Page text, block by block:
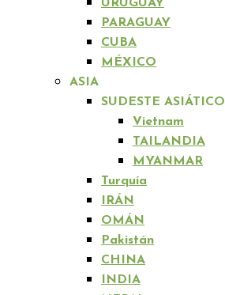
URUGUAY
PARAGUAY
CUBA
MÉXICO
ASIA
SUDESTE ASIÁTICO
Vietnam
TAILANDIA
MYANMAR
Turquía
IRÁN
OMÁN
Pakistán
CHINA
INDIA